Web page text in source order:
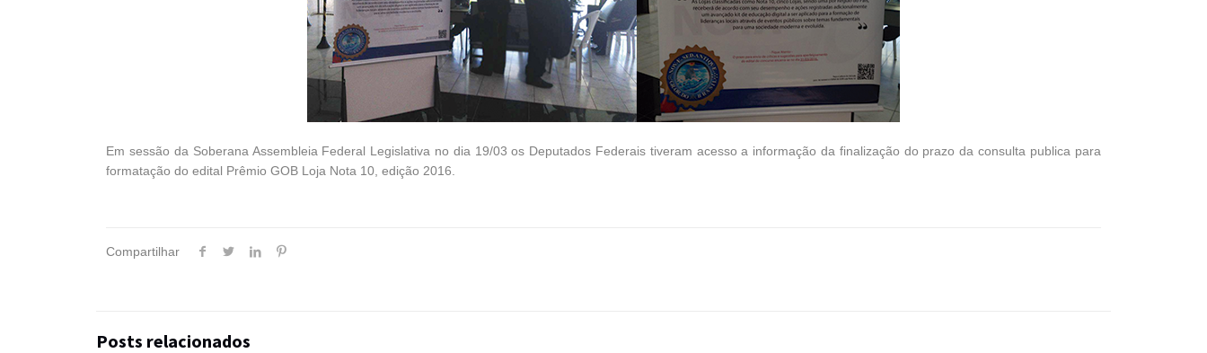
Em sessão da Soberana Assembleia Federal Legislativa no dia 19/03 os Deputados Federais tiveram acesso a informação da finalização do prazo da consulta publica para
formatação do edital Prêmio GOB Loja Nota 10, edição 2016.
Compartilhar
Posts relacionados